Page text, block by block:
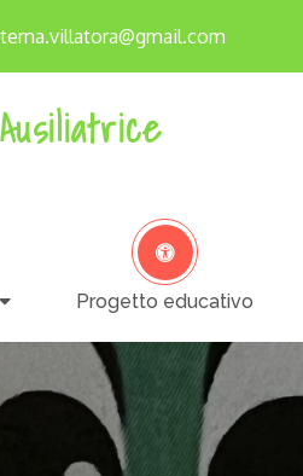
Progetto educativo